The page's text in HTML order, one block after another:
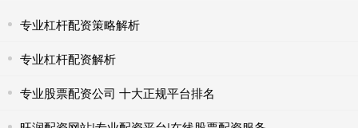
专业杠杆配资策略解析
专业杠杆配资解析
专业股票配资公司 十大正规平台排名